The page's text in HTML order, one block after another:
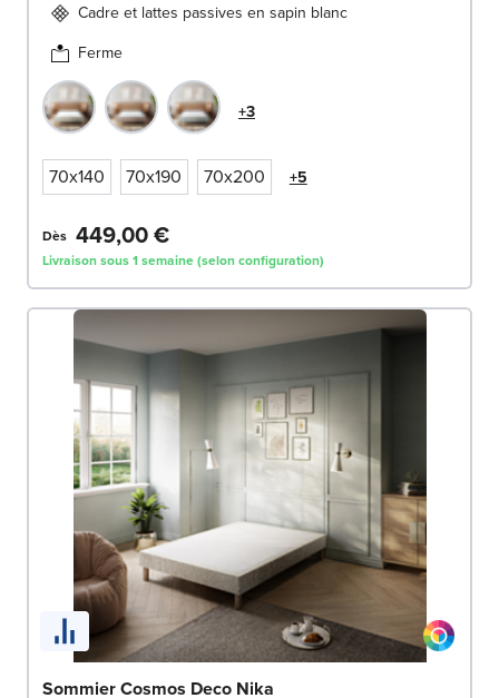
Cadre et lattes passives en sapin blanc
Ferme
+3
70x140 70x190 70x200 +5
Dès 449,00 €
Livraison sous 1 semaine (selon configuration)
Sommier Cosmos Deco Nika